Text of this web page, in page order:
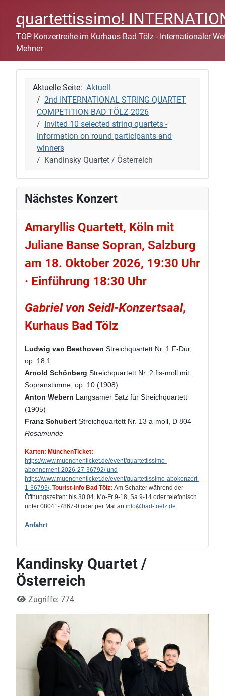
quartettissimo!
TOP Konzertreihe im Kurhaus Bad Tölz - Internationaler
Mehner
Aktuelle Seite: Aktuell
2nd INTERNATIONAL STRING QUARTET
COMPETITION BAD TÖLZ 2026
Invited 10 selected string quartets -
information on round participants and
winners
Kandinsky Quartet / Österreich
Nächstes Konzert
Amaryllis Quartett, Köln mit
Juliane Banse Sopran, Salzburg
am 18. Oktober 2026, 19:30 Uhr
· Einführung 18:30 Uhr
Gabriel von Seidl-Konzertsaal,
Kurhaus Bad Tölz
Ludwig van Beethoven Streichquartett Nr. 1 F-Dur,
op. 18,1
Arnold Schönberg Streichquartett Nr. 2 fis-moll mit
Sopranstimme, op. 10 (1908)
Anton Webern Langsamer Satz für Streichquartett
(1905)
Franz Schubert Streichquartett Nr. 13 a-moll, D 804
Rosamunde
Karten: MünchenTicket:
https://www.muenchenticket.de/event/quartettissimo-
abonnement-2026-27-36792/ und
https://www.muenchenticket.de/event/quartettissimo-abokonzert-
1-36793/. Tourist-Info Bad Tölz: Am Schalter während der
Öffnungszeiten: bis 30.04. Mo-Fr 9-18, Sa 9-14 oder telefonisch
unter 08041-7867-0 oder per Mai an info@bad-toelz.de
Anfahrt
Kandinsky Quartet /
Österreich
Zugriffe: 774